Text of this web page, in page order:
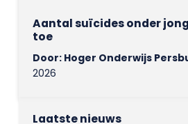
Aantal suïcides onder
toe
Door: Hoger Onderwijs
2026
Laatste nieuws